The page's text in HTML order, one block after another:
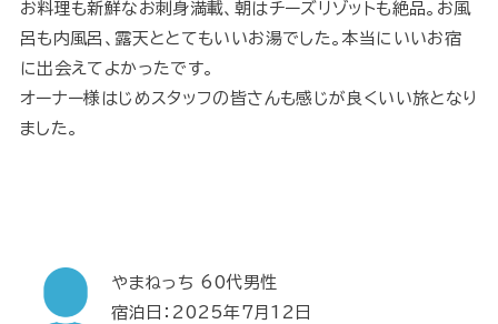
お料理も新鮮なお刺身満載、朝はチーズリゾットも絶品。お風
呂も内風呂、露天ととてもいいお湯でした。本当にいいお宿
に出会えてよかったです。
オーナー様はじめスタッフの皆さんも感じが良くいい旅となり
ました。
やまねっち 60代男性
宿泊日：2025年7月12日